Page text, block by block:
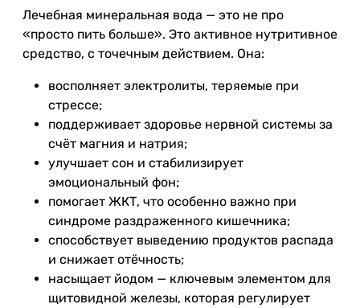
Лечебная минеральная вода — это не про
«просто пить больше». Это активное нутритивное
средство, с точечным действием. Она:
восполняет электролиты, теряемые при
стрессе;
поддерживает здоровье нервной системы за
счёт магния и натрия;
улучшает сон и стабилизирует
эмоциональный фон;
помогает ЖКТ, что особенно важно при
синдроме раздраженного кишечника;
способствует выведению продуктов распада
и снижает отёчность;
насыщает йодом — ключевым элементом для
щитовидной железы, которая регулирует